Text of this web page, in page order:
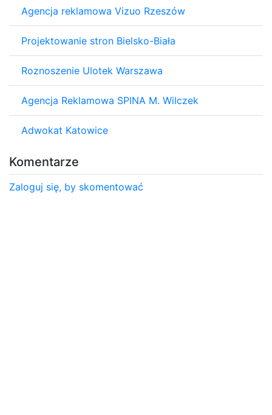
Agencja reklamowa Vizuo Rzeszów
Projektowanie stron Bielsko-Biała
Roznoszenie Ulotek Warszawa
Agencja Reklamowa SPINA M. Wilczek
Adwokat Katowice
Komentarze
Zaloguj się, by skomentować